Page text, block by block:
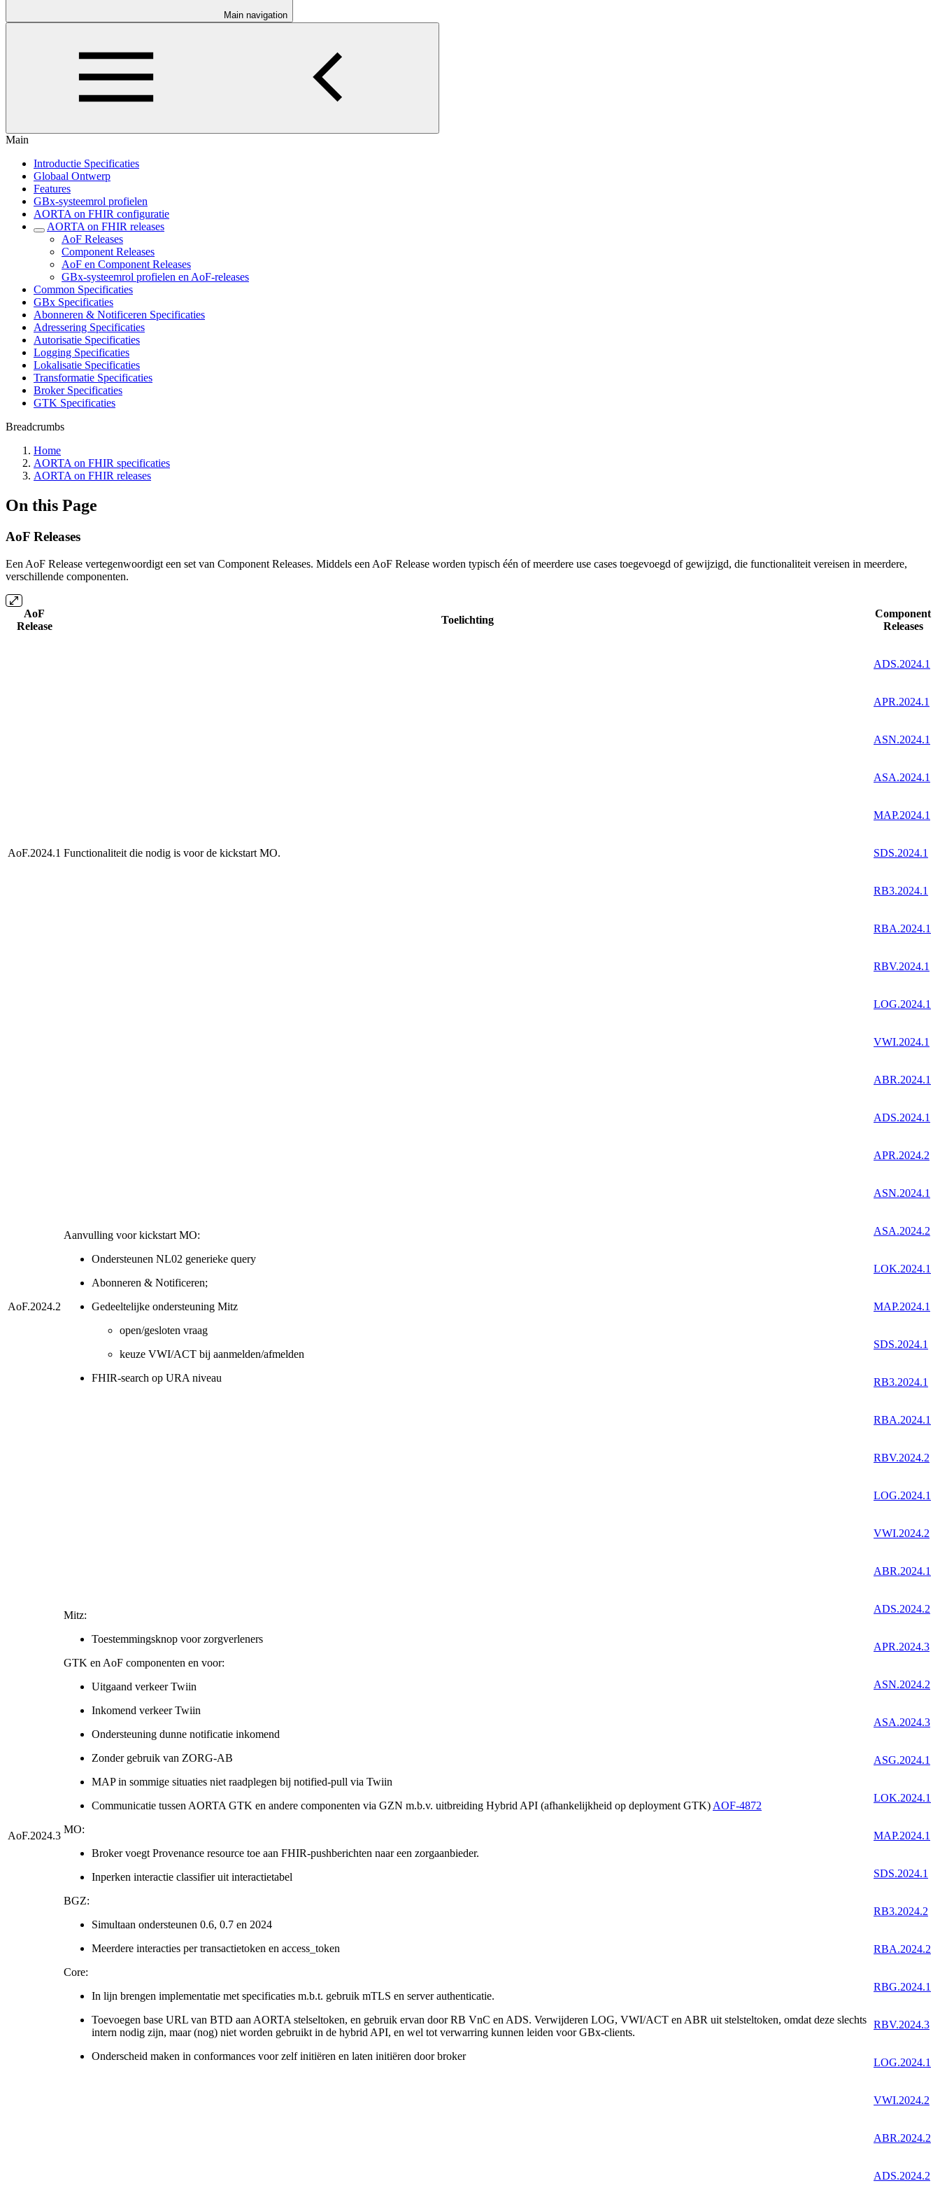
Main navigation
Main
Introductie Specificaties
Globaal Ontwerp
Features
GBx-systeemrol profielen
AORTA on FHIR configuratie
AORTA on FHIR releases
AoF Releases
Component Releases
AoF en Component Releases
GBx-systeemrol profielen en AoF-releases
Common Specificaties
GBx Specificaties
Abonneren & Notificeren Specificaties
Adressering Specificaties
Autorisatie Specificaties
Logging Specificaties
Lokalisatie Specificaties
Transformatie Specificaties
Broker Specificaties
GTK Specificaties
Breadcrumbs
Home
AORTA on FHIR specificaties
AORTA on FHIR releases
On this Page
AoF Releases
Een AoF Release vertegenwoordigt een set van Component Releases. Middels een AoF Release worden typisch één of meerdere use cases toegevoegd of gewijzigd, die functionaliteit vereisen in meerdere,
verschillende componenten.
AoF
Release
Toelichting
Component
Releases
AoF.2024.1 Functionaliteit die nodig is voor de kickstart MO.
ADS.2024.1
APR.2024.1
ASN.2024.1
ASA.2024.1
MAP.2024.1
SDS.2024.1
RB3.2024.1
RBA.2024.1
RBV.2024.1
LOG.2024.1
VWI.2024.1
AoF.2024.2
Aanvulling voor kickstart MO:
Ondersteunen NL02 generieke query
Abonneren & Notificeren;
Gedeeltelijke ondersteuning Mitz
open/gesloten vraag
keuze VWI/ACT bij aanmelden/afmelden
FHIR-search op URA niveau
ABR.2024.1
ADS.2024.1
APR.2024.2
ASN.2024.1
ASA.2024.2
LOK.2024.1
MAP.2024.1
SDS.2024.1
RB3.2024.1
RBA.2024.1
RBV.2024.2
LOG.2024.1
VWI.2024.2
AoF.2024.3
Mitz:
Toestemmingsknop voor zorgverleners
GTK en AoF componenten en voor:
Uitgaand verkeer Twiin
Inkomend verkeer Twiin
Ondersteuning dunne notificatie inkomend
Zonder gebruik van ZORG-AB
MAP in sommige situaties niet raadplegen bij notified-pull via Twiin
Communicatie tussen AORTA GTK en andere componenten via GZN m.b.v. uitbreiding Hybrid API (afhankelijkheid op deployment GTK) AOF-4872
MO:
Broker voegt Provenance resource toe aan FHIR-pushberichten naar een zorgaanbieder.
Inperken interactie classifier uit interactietabel
BGZ:
Simultaan ondersteunen 0.6, 0.7 en 2024
Meerdere interacties per transactietoken en access_token
Core:
In lijn brengen implementatie met specificaties m.b.t. gebruik mTLS en server authenticatie.
Toevoegen base URL van BTD aan AORTA stelseltoken, en gebruik ervan door RB VnC en ADS. Verwijderen LOG, VWI/ACT en ABR uit stelsteltoken, omdat deze slechts
intern nodig zijn, maar (nog) niet worden gebruikt in de hybrid API, en wel tot verwarring kunnen leiden voor GBx-clients.
Onderscheid maken in conformances voor zelf initiëren en laten initiëren door broker
ABR.2024.1
ADS.2024.2
APR.2024.3
ASN.2024.2
ASA.2024.3
ASG.2024.1
LOK.2024.1
MAP.2024.1
SDS.2024.1
RB3.2024.2
RBA.2024.2
RBG.2024.1
RBV.2024.3
LOG.2024.1
VWI.2024.2
ABR.2024.2
ADS.2024.2